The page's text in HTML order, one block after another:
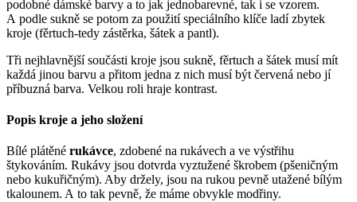
podobné dámské barvy a to jak jednobarevné, tak i se vzorem.
A podle sukně se potom za použití speciálního klíče ladí zbytek
kroje (fěrtuch-tedy zástěrka, šátek a pantl).
Tři nejhlavnější součásti kroje jsou sukně, fěrtuch a šátek musí mít
každá jinou barvu a přitom jedna z nich musí být červená nebo jí
příbuzná barva. Velkou roli hraje kontrast.
Popis kroje a jeho složení
Bílé plátěné rukávce, zdobené na rukávech a ve výstřihu
štykováním. Rukávy jsou dotvrda vyztužené škrobem (pšeničným
nebo kukuřičným). Aby držely, jsou na rukou pevně utažené bílým
tkalounem. A to tak pevně, že máme obvykle modřiny.